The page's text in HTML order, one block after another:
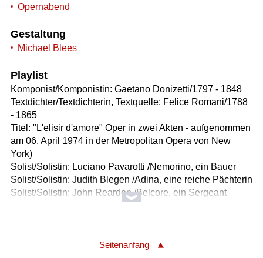
Opernabend
Gestaltung
Michael Blees
Playlist
Komponist/Komponistin: Gaetano Donizetti/1797 - 1848
Textdichter/Textdichterin, Textquelle: Felice Romani/1788
- 1865
Titel: "L'elisir d'amore" Oper in zwei Akten - aufgenommen
am 06. April 1974 in der Metropolitan Opera von New
York)
Solist/Solistin: Luciano Pavarotti /Nemorino, ein Bauer
Solist/Solistin: Judith Blegen /Adina, eine reiche Pächterin
Solist/Solistin: John Reardon /Belcore, ein Sergeant
Solist/Solistin: Ezio Flagello /Dulcamara, ein reisender
Chor: Metropolitan Opera Chorus
Seitenanfang